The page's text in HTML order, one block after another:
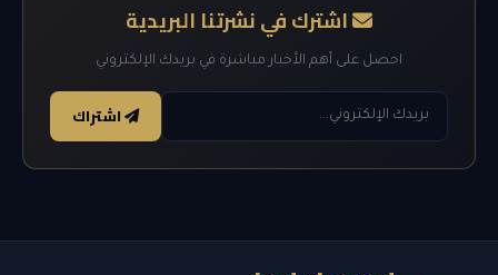
اشترك في نشرتنا البريدية
احصل على أهم الأخبار مباشرة في بريدك الإلكتروني
اشتراك